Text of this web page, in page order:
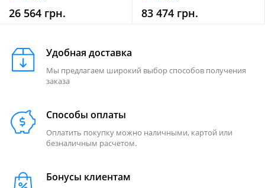
26 564 грн. 83 474 грн.
Удобная доставка
Мы предлагаем широкий выбор способов получения
заказа
Способы оплаты
Оплатить покупку можно наличными, картой или
безналичным расчетом.
Бонусы клиентам